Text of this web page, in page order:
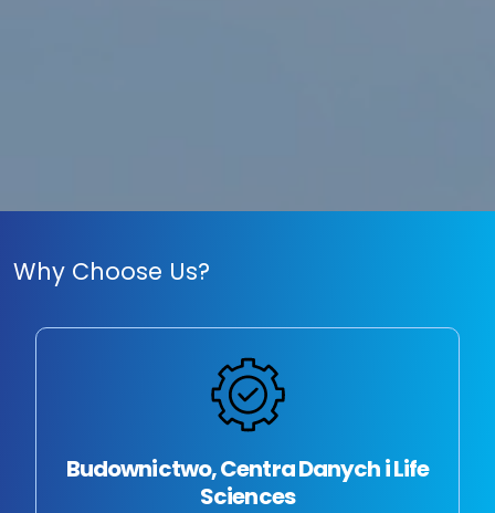
Why Choose Us?
Budownictwo, Centra Danych i Life
Sciences